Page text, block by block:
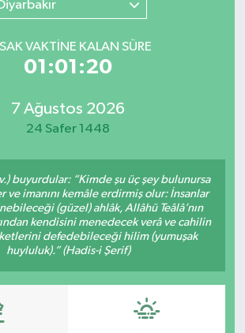
VAKTİNE KALAN SÜRE
01:01:20
7 Ağustos 2026
24 Safer 1448
buyurdular: “Kimde şu üç şey bulunursa
ve imanını kemâle erdirmiş olur: İnsanlar
(güzel) ahlâk, Allâhü Teâlâ’nın
kendisini menedecek verâ ve cahilin
defedebileceği hilim (yumuşak
huyluluk).” (Hadis-i Şerif)